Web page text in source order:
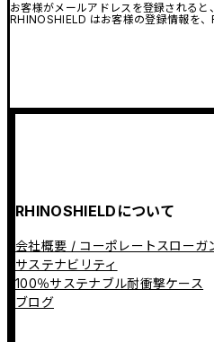
お客様がメールアドレスを登録される
RHINOSHIELD はお客様の登録情報を
RHINOSHIELDについて
会社概要 / コーポレートスローガ
サステナビリティ
100％サステナブル耐衝撃ケース
ブログ